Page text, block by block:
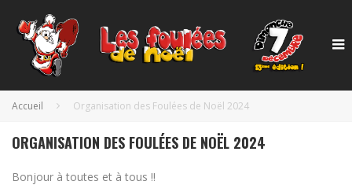
Accueil Organisation des Foulées de Noël 2024
ORGANISATION DES FOULÉES DE NOËL 2024
Bonjour à toutes et à tous !!